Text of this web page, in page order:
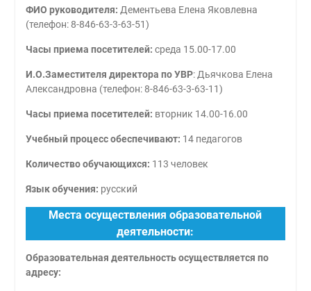
ФИО руководителя: Дементьева Елена Яковлевна
(телефон: 8-846-63-3-63-51)
Часы приема посетителей: среда 15.00-17.00
И.О.Заместителя директора по УВР: Дьячкова Елена
Александровна (телефон: 8-846-63-3-63-11)
Часы приема посетителей: вторник 14.00-16.00
Учебный процесс обеспечивают: 14 педагогов
Количество обучающихся: 113 человек
Язык обучения: русский
Места осуществления образовательной
деятельности:
Образовательная деятельность осуществляется по
адресу: